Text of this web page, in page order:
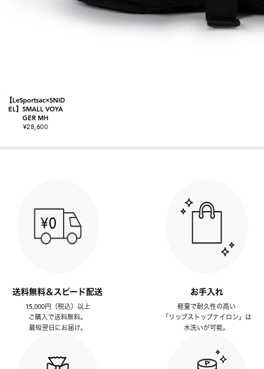
【LeSportsac×SNID
EL】SMALL VOYA
GER MH
¥28,600
送料無料＆スピード配送
15,000円（税込）以上
ご購入で送料無料。
最短翌日にお届け。
お手入れ
軽量で耐久性の高い
「リップストップナイロン」は
水洗いが可能。